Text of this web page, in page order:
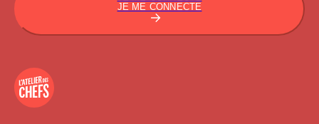
JE ME CONNECTE